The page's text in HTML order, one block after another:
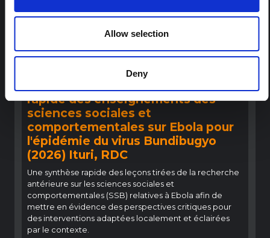
Allow selection
Deny
rapide des enseignements des
sciences sociales et
comportementales sur Ebola pour
l'épidémie du virus Bundibugyo
(2026) Ituri, RDC
Une synthèse rapide des leçons tirées de la recherche
antérieure sur les sciences sociales et
comportementales (SSB) relatives à Ebola afin de
mettre en évidence des perspectives critiques pour
des interventions adaptées localement et éclairées
par le contexte.